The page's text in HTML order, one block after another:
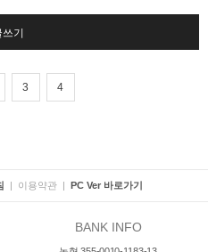
기
3 4
| 이용약관 | PC Ver 바로가기
BANK INFO